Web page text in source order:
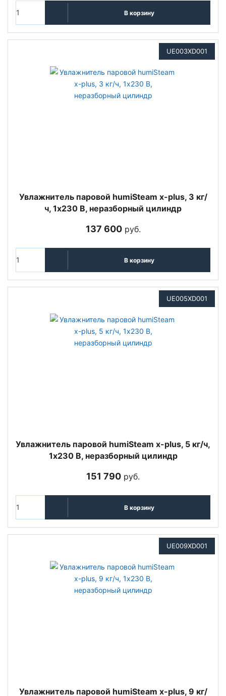
В корзину
UE003XD001
Увлажнитель паровой humiSteam x-plus, 3 кг/
ч, 1х230 В, неразборный цилиндр
137 600руб.
В корзину
UE005XD001
Увлажнитель паровой humiSteam x-plus, 5 кг/ч,
1х230 В, неразборный цилиндр
151 790 руб.
В корзину
UE009XD001
Увлажнитель паровой humiSteam x-plus, 9 кг/